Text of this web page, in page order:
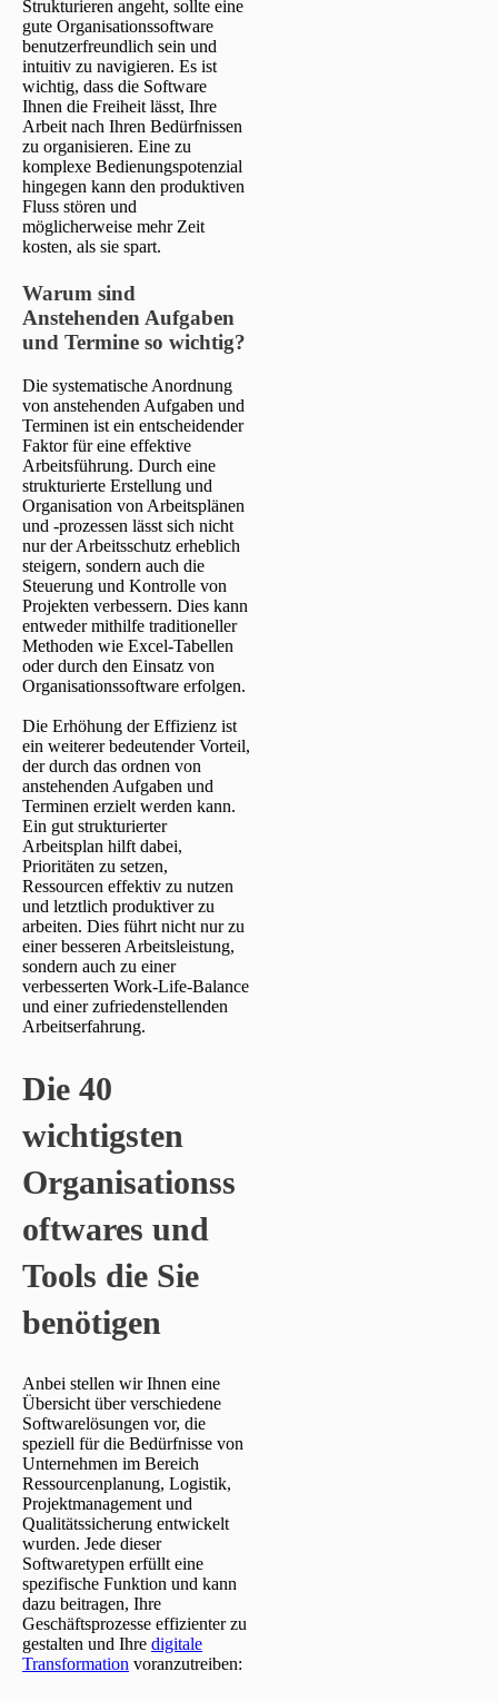
Strukturieren angeht, sollte eine
gute Organisationssoftware
benutzerfreundlich sein und
intuitiv zu navigieren. Es ist
wichtig, dass die Software
Ihnen die Freiheit lässt, Ihre
Arbeit nach Ihren Bedürfnissen
zu organisieren. Eine zu
komplexe Bedienungspotenzial
hingegen kann den produktiven
Fluss stören und
möglicherweise mehr Zeit
kosten, als sie spart.
Warum sind
Anstehenden Aufgaben
und Termine so wichtig?
Die systematische Anordnung
von anstehenden Aufgaben und
Terminen ist ein entscheidender
Faktor für eine effektive
Arbeitsführung. Durch eine
strukturierte Erstellung und
Organisation von Arbeitsplänen
und -prozessen lässt sich nicht
nur der Arbeitsschutz erheblich
steigern, sondern auch die
Steuerung und Kontrolle von
Projekten verbessern. Dies kann
entweder mithilfe traditioneller
Methoden wie Excel-Tabellen
oder durch den Einsatz von
Organisationssoftware erfolgen.
Die Erhöhung der Effizienz ist
ein weiterer bedeutender Vorteil,
der durch das ordnen von
anstehenden Aufgaben und
Terminen erzielt werden kann.
Ein gut strukturierter
Arbeitsplan hilft dabei,
Prioritäten zu setzen,
Ressourcen effektiv zu nutzen
und letztlich produktiver zu
arbeiten. Dies führt nicht nur zu
einer besseren Arbeitsleistung,
sondern auch zu einer
verbesserten Work-Life-Balance
und einer zufriedenstellenden
Arbeitserfahrung.
Die 40
wichtigsten
Organisationss
oftwares und
Tools die Sie
benötigen
Anbei stellen wir Ihnen eine
Übersicht über verschiedene
Softwarelösungen vor, die
speziell für die Bedürfnisse von
Unternehmen im Bereich
Ressourcenplanung, Logistik,
Projektmanagement und
Qualitätssicherung entwickelt
wurden. Jede dieser
Softwaretypen erfüllt eine
spezifische Funktion und kann
dazu beitragen, Ihre
Geschäftsprozesse effizienter zu
gestalten und Ihre digitale
Transformation voranzutreiben: